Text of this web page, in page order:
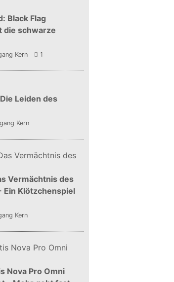
Black Flag
die schwarze
Kern 1
Leiden des
Kern
Vermächtnis des
Ein Klötzchenspiel
Kern
Nova Pro Omni